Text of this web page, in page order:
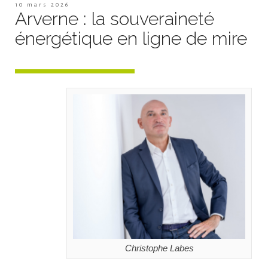
10 mars 2026
Arverne : la souveraineté
énergétique en ligne de mire
Christophe Labes